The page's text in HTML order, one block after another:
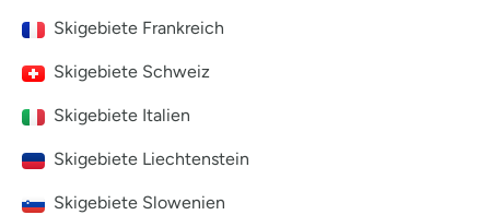
Skigebiete Frankreich
Skigebiete Schweiz
Skigebiete Italien
Skigebiete Liechtenstein
Skigebiete Slowenien